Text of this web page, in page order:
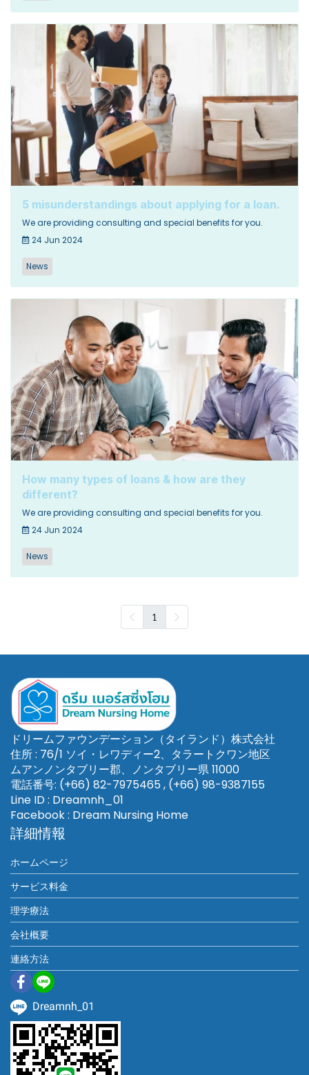
5 misunderstandings about applying for a loan.
We are providing consulting and special benefits for you.
24 Jun 2024
News
How many types of loans & how are they
different?
We are providing consulting and special benefits for you.
24 Jun 2024
News
1
ドリームファウンデーション（タイランド）株式会社
住所 : 76/1 ソイ・レワディー2、タラートクワン地区
ムアンノンタブリー郡、ノンタブリー県 11000
電話番号: (+66) 82-7975465 , (+66) 98-9387155
Line ID : Dreamnh_01
Facebook : Dream Nursing Home
詳細情報
ホームページ
サービス料金
理学療法
会社概要
連絡方法
Dreamnh_01